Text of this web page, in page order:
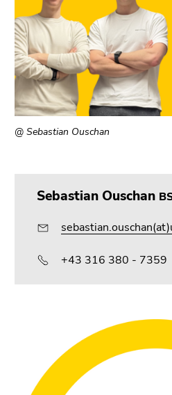
@ Sebastian Ouschan
Sebastian Ouschan
+43 316 380 - 7359